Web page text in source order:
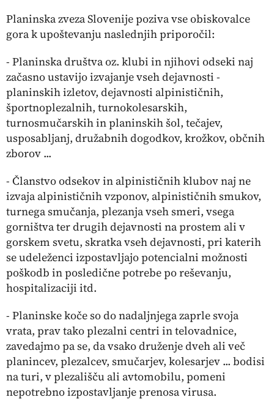
Planinska zveza Slovenije poziva vse obiskovalce
gora k upoštevanju naslednjih priporočil:
- Planinska društva oz. klubi in njihovi odseki naj
začasno ustavijo izvajanje vseh dejavnosti -
planinskih izletov, dejavnosti alpinističnih,
športnoplezalnih, turnokolesarskih,
turnosmučarskih in planinskih šol, tečajev,
usposabljanj, družabnih dogodkov, krožkov, občnih
zborov ...
- Članstvo odsekov in alpinističnih klubov naj ne
izvaja alpinističnih vzponov, alpinističnih smukov,
turnega smučanja, plezanja vseh smeri, vsega
gorništva ter drugih dejavnosti na prostem ali v
gorskem svetu, skratka vseh dejavnosti, pri katerih
se udeleženci izpostavljajo potencialni možnosti
poškodb in posledične potrebe po reševanju,
hospitalizaciji itd.
- Planinske koče so do nadaljnjega zaprle svoja
vrata, prav tako plezalni centri in telovadnice,
zavedajmo pa se, da vsako druženje dveh ali več
planincev, plezalcev, smučarjev, kolesarjev ... bodisi
na turi, v plezališču ali avtomobilu, pomeni
nepotrebno izpostavljanje prenosa virusa.